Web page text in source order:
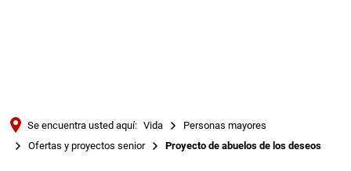
Se encuentra usted aquí: Vida
Personas mayores
Ofertas y proyectos senior
Proyecto de abuelos de los deseos